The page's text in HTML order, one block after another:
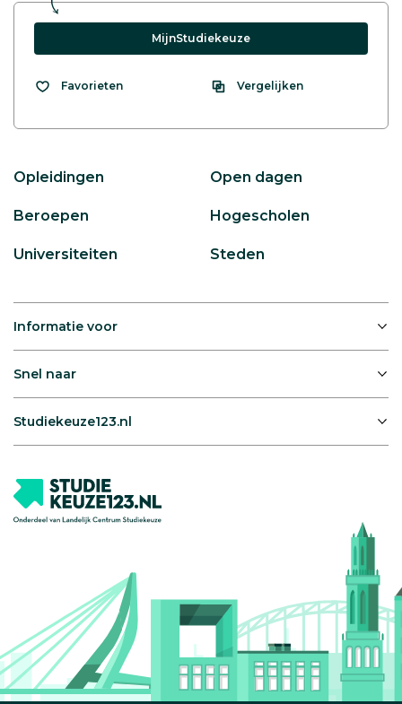
MijnStudiekeuze
Favorieten Vergelijken
Opleidingen Open dagen
Beroepen Hogescholen
Universiteiten Steden
Informatie voor
Snel naar
Studiekeuze123.nl